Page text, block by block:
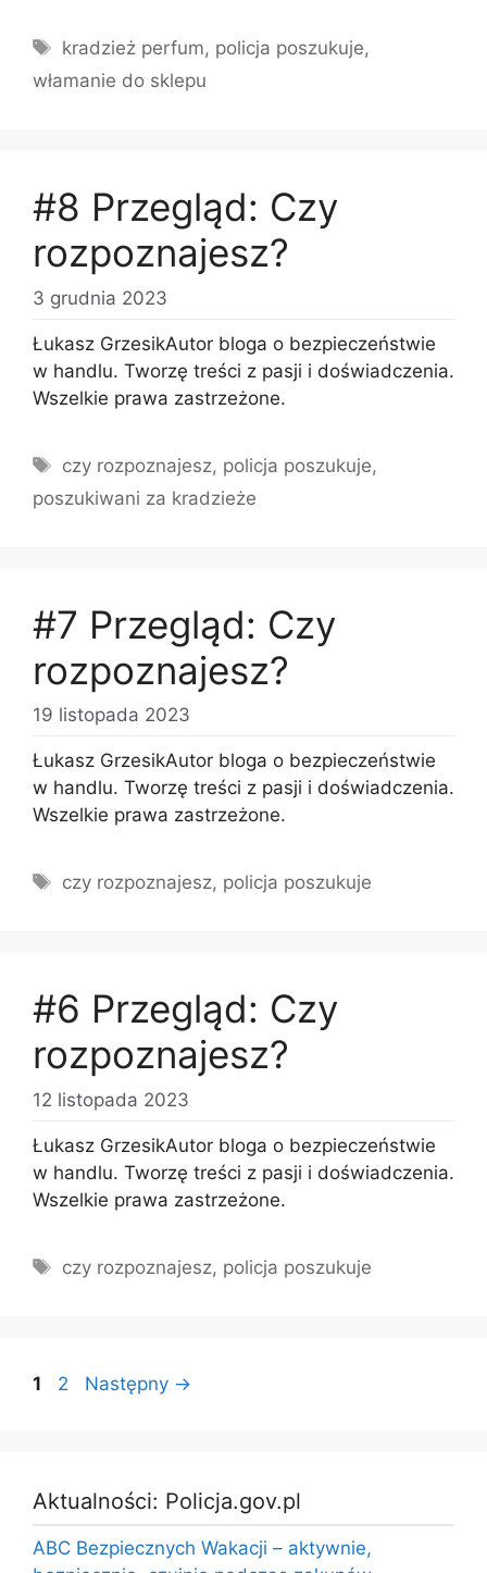
Tagi
kradzież perfum, policja poszukuje,
włamanie do sklepu
#8 Przegląd: Czy
rozpoznajesz?
3 grudnia 2023
Łukasz GrzesikAutor bloga o bezpieczeństwie
w handlu. Tworzę treści z pasji i doświadczenia.
Wszelkie prawa zastrzeżone.
Tagi
czy rozpoznajesz, policja poszukuje,
poszukiwani za kradzieże
#7 Przegląd: Czy
rozpoznajesz?
19 listopada 2023
Łukasz GrzesikAutor bloga o bezpieczeństwie
w handlu. Tworzę treści z pasji i doświadczenia.
Wszelkie prawa zastrzeżone.
Tagi
czy rozpoznajesz, policja poszukuje
#6 Przegląd: Czy
rozpoznajesz?
12 listopada 2023
Łukasz GrzesikAutor bloga o bezpieczeństwie
w handlu. Tworzę treści z pasji i doświadczenia.
Wszelkie prawa zastrzeżone.
Tagi
czy rozpoznajesz, policja poszukuje
Strona
1 Strona
2 Następny →
Aktualności: Policja.gov.pl
ABC Bezpiecznych Wakacji – aktywnie,